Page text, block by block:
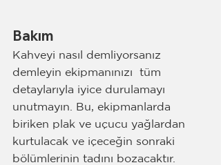
Bakım
Kahveyi nasıl demliyorsanız
demleyin ekipmanınızı  tüm
detaylarıyla iyice durulamayı
unutmayın. Bu, ekipmanlarda
biriken plak ve uçucu yağlardan
kurtulacak ve içeceğin sonraki
bölümlerinin tadını bozacaktır.